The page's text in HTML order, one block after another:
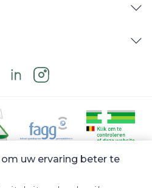
uw ervaring beter te